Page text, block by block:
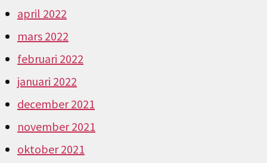
april 2022
mars 2022
februari 2022
januari 2022
december 2021
november 2021
oktober 2021